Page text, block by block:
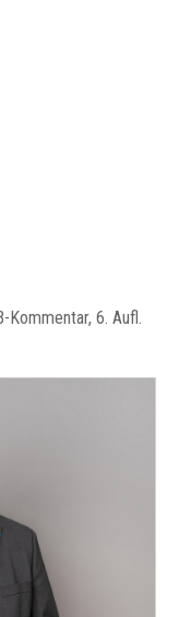
Kommentar, 6. Aufl.